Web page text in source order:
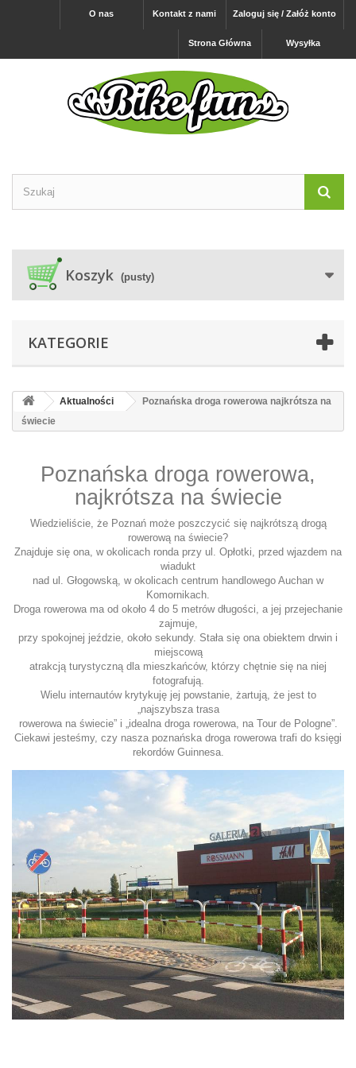
Zaloguj się / Załóż konto
Kontakt z nami
O nas
Wysyłka
Strona Główna
Koszyk (pusty)
KATEGORIE
Aktualności
Poznańska droga rowerowa najkrótsza na
świecie
Poznańska droga rowerowa,
najkrótsza na świecie
Wiedzieliście, że Poznań może poszczycić się najkrótszą drogą
rowerową na świecie?
Znajduje się ona, w okolicach ronda przy ul. Opłotki, przed wjazdem na
wiadukt
nad ul. Głogowską, w okolicach centrum handlowego Auchan w
Komornikach.
Droga rowerowa ma od około 4 do 5 metrów długości, a jej przejechanie
zajmuje,
przy spokojnej jeździe, około sekundy. Stała się ona obiektem drwin i
miejscową
atrakcją turystyczną dla mieszkańców, którzy chętnie się na niej
fotografują.
Wielu internautów krytykuję jej powstanie, żartują, że jest to
„najszybsza trasa
rowerowa na świecie” i „idealna droga rowerowa, na Tour de Pologne”.
Ciekawi jesteśmy, czy nasza poznańska droga rowerowa trafi do księgi
rekordów Guinnesa.